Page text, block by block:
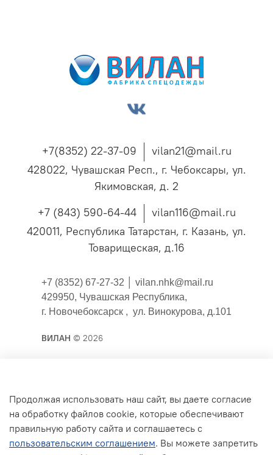
+7(8352) 22-37-09
vilan21@mail.ru
428022, Чувашская Респ., г. Чебоксары, ул.
Якимовская, д. 2
+7 (843) 590-64-44
vilan116@mail.ru
420011, Республика Татарстан, г. Казань, ул.
Товарищеская, д.16
+7 (8352) 67-27-32 │ vilan.nhk@mail.ru
429950, Чувашская Республика,
г. Новочебоксарск , ул. Винокурова, д.101
ВИЛАН © 2026
Публичная оферта
Согласие на обработку персональных данных для
сайта
Продолжая использовать наш сайт, вы даете согласие
на обработку файлов cookie, которые обеспечивают
правильную работу сайта и соглашаетесь с
пользовательским соглашением. Вы можете запретить